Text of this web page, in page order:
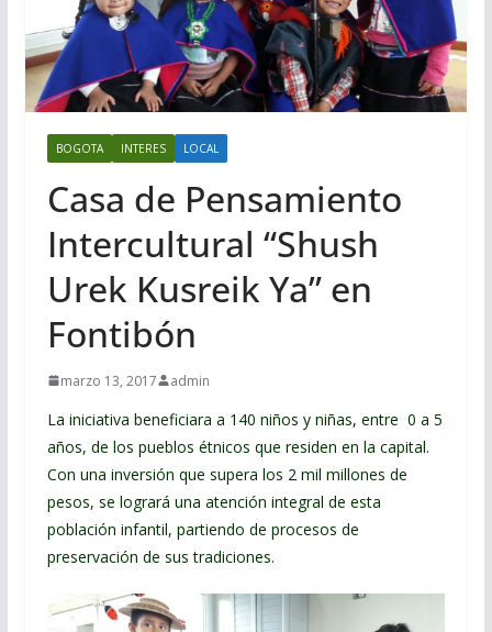
BOGOTA INTERES LOCAL
Casa de Pensamiento
Intercultural “Shush
Urek Kusreik Ya” en
Fontibón
marzo 13, 2017 admin
La iniciativa beneficiara a 140 niños y niñas, entre 0 a 5
años, de los pueblos étnicos que residen en la capital.
Con una inversión que supera los 2 mil millones de
pesos, se logrará una atención integral de esta
población infantil, partiendo de procesos de
preservación de sus tradiciones.